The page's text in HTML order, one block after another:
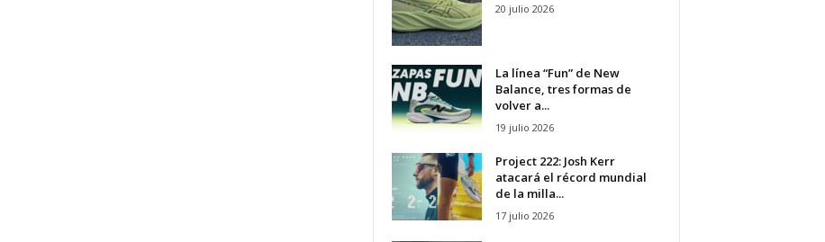
20 julio 2026
La línea “Fun” de New
Balance, tres formas de
volver a...
19 julio 2026
Project 222: Josh Kerr
atacará el récord mundial
de la milla...
17 julio 2026